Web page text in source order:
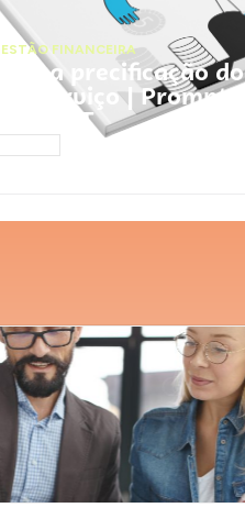
FINANCEIRA
Faça a precificação do
seu serviço | Prompts
ChatGPT